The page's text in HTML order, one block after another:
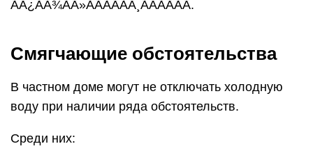
ÃÂ¿ÃÂ¾ÃÂ»ÃÂÃÂÃÂ¸ÃÂÃÂÃÂ.
Смягчающие обстоятельства
В частном доме могут не отключать холодную
воду при наличии ряда обстоятельств.
Среди них: